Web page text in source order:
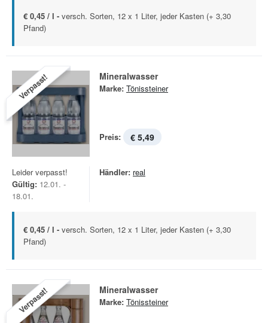
€ 0,45 / l - versch. Sorten, 12 x 1 Liter, jeder Kasten (+ 3,30
Pfand)
Verpasst! Mineralwasser
Marke: Tönissteiner
Preis: € 5,49
Leider verpasst!
Gültig: 12.01. -
18.01.
Händler: real
€ 0,45 / l - versch. Sorten, 12 x 1 Liter, jeder Kasten (+ 3,30
Pfand)
Verpasst! Mineralwasser
Marke: Tönissteiner